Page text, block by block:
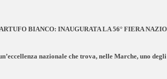
BIANCO: INAUGURATA LA 56° FIERA
nazionale che trova, nelle Marche, uno